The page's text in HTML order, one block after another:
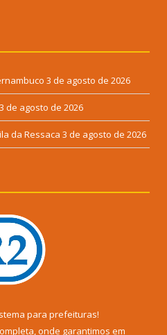
3 de agosto de 2026
3 de agosto de 2026
da Ressaca 3 de agosto de 2026
para prefeituras!
onde garantimos em